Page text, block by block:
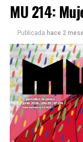
Este número 215
podría ser una frase:
MU 214:
Publicada hace 2